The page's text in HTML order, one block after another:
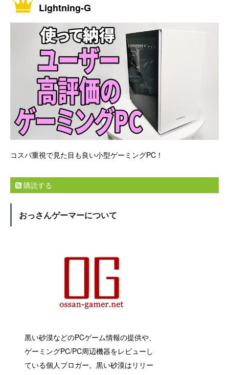
Lightning-G
コスパ重視で見た目も良い小型ゲーミングPC！
購読する
おっさんゲーマーについて
黒い砂漠などのPCゲーム情報の提供や、
ゲーミングPC/PC周辺機器をレビューし
ている個人ブロガー。黒い砂漠はリリー